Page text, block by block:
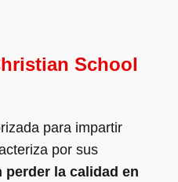
School
para impartir
por sus
la calidad en